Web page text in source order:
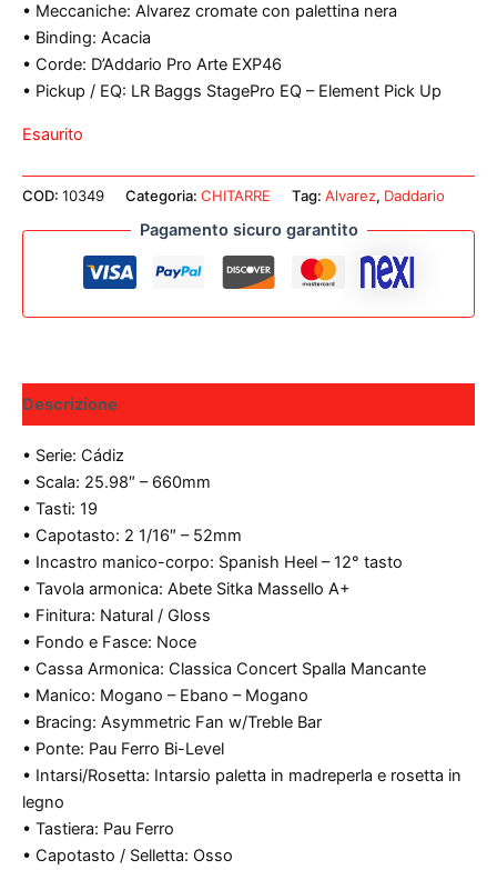
• Meccaniche: Alvarez cromate con palettina nera
• Binding: Acacia
• Corde: D’Addario Pro Arte EXP46
• Pickup / EQ: LR Baggs StagePro EQ – Element Pick Up
Esaurito
COD: 10349 Categoria: CHITARRE Tag: Alvarez, Daddario
Pagamento sicuro garantito
Descrizione
• Serie: Cádiz
• Scala: 25.98″ – 660mm
• Tasti: 19
• Capotasto: 2 1/16″ – 52mm
• Incastro manico-corpo: Spanish Heel – 12° tasto
• Tavola armonica: Abete Sitka Massello A+
• Finitura: Natural / Gloss
• Fondo e Fasce: Noce
• Cassa Armonica: Classica Concert Spalla Mancante
• Manico: Mogano – Ebano – Mogano
• Bracing: Asymmetric Fan w/Treble Bar
• Ponte: Pau Ferro Bi-Level
• Intarsi/Rosetta: Intarsio paletta in madreperla e rosetta in
legno
• Tastiera: Pau Ferro
• Capotasto / Selletta: Osso